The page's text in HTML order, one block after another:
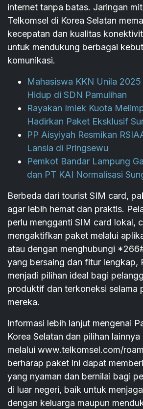
internet tanpa batas. Jaringan
Telkomsel di Korea Selatan
kecepatan dan kualitas
untuk mendukung berbagai
komunikasi.
Mahasiswa KKN Unila
Hidup di SDN Pamulihan
Rayakan Imlek Kuota
Hadirkan Paket Eksklusif
PP Aisyiyah Resmikan
Lansia di Pringsewu
Pemkot Bandar Lampung
dan PT KAI Normalisasi
Berbeda dari tourist SIM card,
agar lebih hemat dan praktis.
perlu mengganti SIM card lokal,
mengaktifkan paket melalui
atau dengan menghubungi
yang bersaing dan fitur lengkap,
menjadi pilihan ideal bagi
produktif dan terkoneksi selama
mereka.
Informasi lebih lanjut mengenai
Korea Selatan dan pilihan
melalui www.telkomsel.com/
berharap paket ini dapat
yang nyaman dan bernilai bagi
di luar negeri, baik untuk
dengan keluarga maupun